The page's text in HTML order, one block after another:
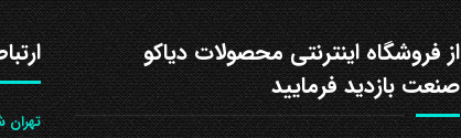
از فروشگاه اینترنتی محصولات دیاکو
صنعت بازدید فرمایید